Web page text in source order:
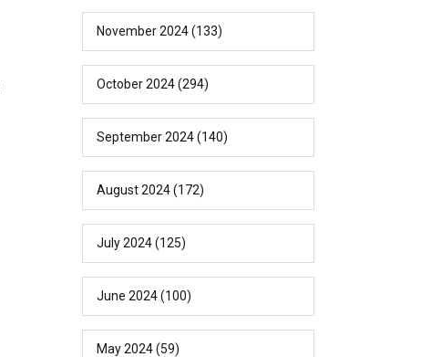
November 2024(133)
October 2024(294)
September 2024(140)
August 2024(172)
July 2024(125)
June 2024(100)
May 2024(59)